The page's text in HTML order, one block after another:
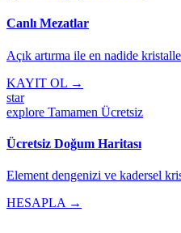
Canlı Mezatlar
Açık artırma ile en nadide
KAYIT OL →
star
explore Tamamen Ücretsiz
Ücretsiz Doğum Haritası
Element dengenizi ve kadersel
HESAPLA →